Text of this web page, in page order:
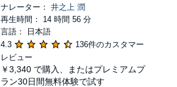
ナレーター： 井之上 潤
再生時間： 14 時間 56 分
言語： 日本語
4.3
136件のカスタマー
レビュー
￥3,340 で購入、またはプレミアムプ
ラン30日間無料体験で試す